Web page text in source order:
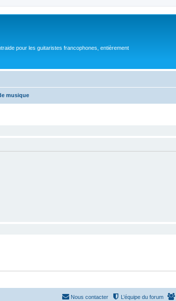
pour les guitaristes francophones, entièrement
musique
L’équipe du forum
Nous contacter